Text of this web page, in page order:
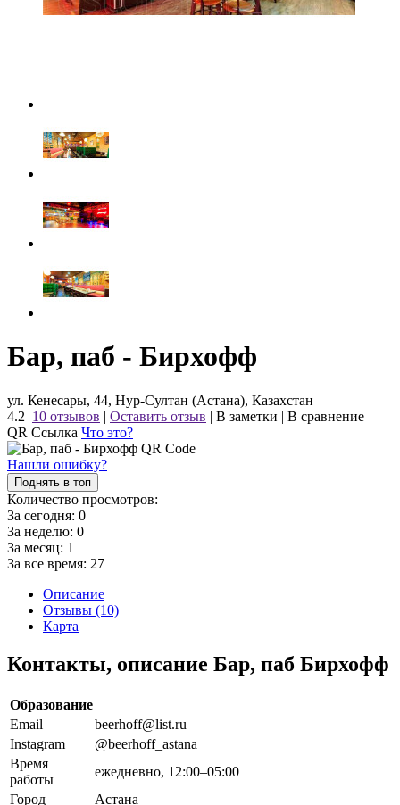
Бар, паб - Бирхофф
ул. Кенесары, 44, Нур-Султан (Астана), Казахстан
4.2 10 отзывов | Оставить отзыв | В заметки | В сравнение
QR Ссылка Что это?
Нашли ошибку?
Поднять в топ
Количество просмотров:
За сегодня: 0
За неделю: 0
За месяц: 1
За все время: 27
Описание
Отзывы (10)
Карта
Контакты, описание Бар, паб Бирхофф
Образование
Email
beerhoff@list.ru
Instagram
@beerhoff_astana
Время
работы
ежедневно, 12:00–05:00
Город
Астана